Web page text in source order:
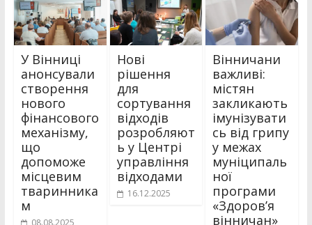
У Вінниці
анонсували
створення
нового
фінансового
механізму,
що
допоможе
місцевим
тваринника
м
08.08.2025
Нові
рішення
для
сортування
відходів
розробляют
ь у Центрі
управління
відходами
16.12.2025
Вінничани
важливі:
містян
закликають
імунізувати
сь від грипу
у межах
муніципаль
ної
програми
«Здоров’я
вінничан»